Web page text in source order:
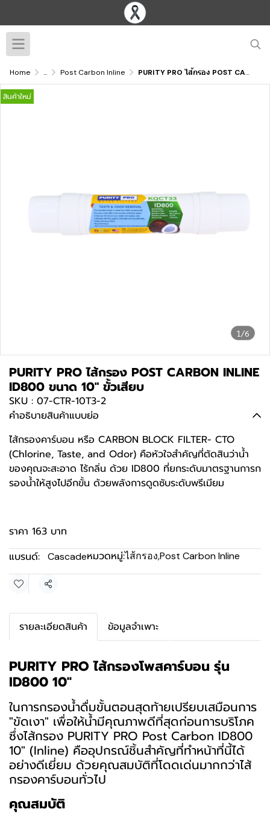
Home ... Post Carbon Inline PURITY PRO ไส้กรอง POST CARBON INLINE ID800 ขนาด 10" ขั้วเสียบ
1/6
สินค้าใหม่
PURITY PRO ไส้กรอง POST CARBON INLINE
ID800 ขนาด 10" ขั้วเสียบ
SKU : 07-CTR-10T3-2
คำอธิบายสินค้าแบบย่อ
ไส้กรองคาร์บอน หรือ CARBON BLOCK FILTER- CTO
(Chlorine, Taste, and Odor) คือหัวใจสำคัญที่ตัดสินว่าน้ำ
ของคุณจะสะอาด ไร้กลิ่น ด้วย ID800 ที่ยกระดับมาตรฐานการก
รองน้ำให้สูงไปอีกขั้น ด้วยพลังการดูดซับระดับพรีเมียม
ราคา 163 บาท
แบรนด์:
Cascadeหมวดหมู่:ไส้กรอง,Post Carbon Inline
แชร์
รายละเอียดสินค้า ข้อมูลจำเพาะ
PURITY PRO ไส้กรองโพสคาร์บอน รุ่น
ID800 10"
ในการกรองน้ำดื่มขั้นตอนสุดท้ายเปรียบเสมือนการ
"ขัดเงา" เพื่อให้น้ำมีคุณภาพดีที่สุดก่อนการบริโภค
ซึ่งไส้กรอง PURITY PRO Post Carbon ID800
10" (Inline) คืออุปกรณ์ชิ้นสำคัญที่ทำหน้าที่นี้ได้
อย่างดีเยี่ยม ด้วยคุณสมบัติที่โดดเด่นมากกว่าไส้
กรองคาร์บอนทั่วไป
คุณสมบัติ